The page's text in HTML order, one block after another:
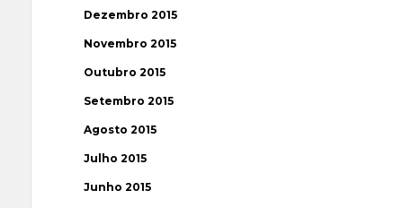
Dezembro 2015
Novembro 2015
Outubro 2015
Setembro 2015
Agosto 2015
Julho 2015
Junho 2015